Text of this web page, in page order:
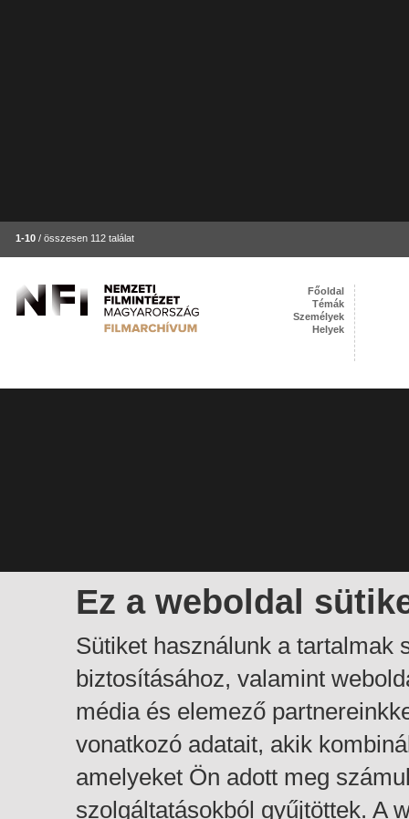
1-10 / összesen 112 találat
Ez a weboldal
Sütiket használunk a tartalmak
biztosításához, valamint
média és elemező
vonatkozó adatait, akik
amelyeket Ön adott meg
szolgáltatásokból gyűjtöttek. A
Főoldal
Témák
Személyek
Helyek